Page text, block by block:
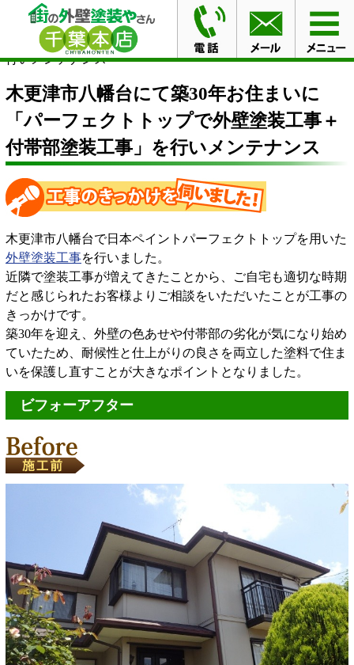
HOME 施工事例
木更津市八幡台にて築30年お住まいに
「パーフェクトトップで外壁塗装工事＋付帯部塗装工事」を
行いメンテナンス
木更津市八幡台にて築30年お住まいに
「パーフェクトトップで外壁塗装工事＋
付帯部塗装工事」を行いメンテナンス
木更津市八幡台で日本ペイントパーフェクトトップを用いた
外壁塗装工事を行いました。
近隣で塗装工事が増えてきたことから、ご自宅も適切な時期
だと感じられたお客様よりご相談をいただいたことが工事の
きっかけです。
築30年を迎え、外壁の色あせや付帯部の劣化が気になり始め
ていたため、耐候性と仕上がりの良さを両立した塗料で住ま
いを保護し直すことが大きなポイントとなりました。
ビフォーアフター